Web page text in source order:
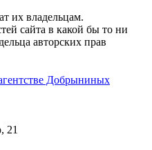
их владельцам.
сайта в какой бы то ни
авторских прав
Добрыниных
21